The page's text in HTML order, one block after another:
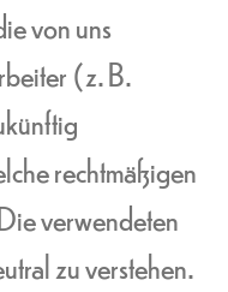
von uns
(z. B.
rechtmäßigen
verwendeten
zu verstehen.